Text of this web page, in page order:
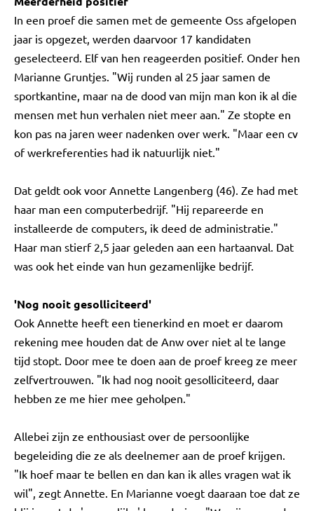
In een proef die samen met de gemeente Oss afgelopen
jaar is opgezet, werden daarvoor 17 kandidaten
geselecteerd. Elf van hen reageerden positief. Onder hen
Marianne Gruntjes. "Wij runden al 25 jaar samen de
sportkantine, maar na de dood van mijn man kon ik al die
mensen met hun verhalen niet meer aan." Ze stopte en
kon pas na jaren weer nadenken over werk. "Maar een cv
of werkreferenties had ik natuurlijk niet."
Dat geldt ook voor Annette Langenberg (46). Ze had met
haar man een computerbedrijf. "Hij repareerde en
installeerde de computers, ik deed de administratie."
Haar man stierf 2,5 jaar geleden aan een hartaanval. Dat
was ook het einde van hun gezamenlijke bedrijf.
'Nog nooit gesolliciteerd'
Ook Annette heeft een tienerkind en moet er daarom
rekening mee houden dat de Anw over niet al te lange
tijd stopt. Door mee te doen aan de proef kreeg ze meer
zelfvertrouwen. "Ik had nog nooit gesolliciteerd, daar
hebben ze me hier mee geholpen."
Allebei zijn ze enthousiast over de persoonlijke
begeleiding die ze als deelnemer aan de proef krijgen.
"Ik hoef maar te bellen en dan kan ik alles vragen wat ik
wil", zegt Annette. En Marianne voegt daaraan toe dat ze